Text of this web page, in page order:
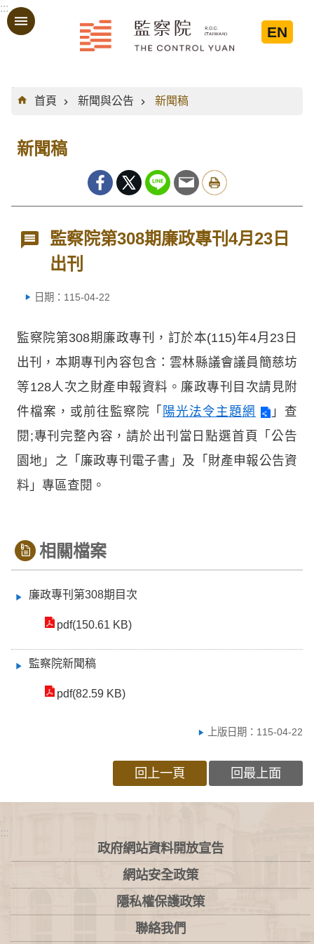
跳到主要內容區塊
:::
EN
:::
首頁
新聞與公告 新聞稿
新聞稿
監察院第308期廉政專刊4月23日
出刊
日期：115-04-22
監察院第308期廉政專刊，訂於本(115)年4月23日
出刊，本期專刊內容包含：雲林縣議會議員簡慈坊
等128人次之財產申報資料。廉政專刊目次請見附
件檔案，或前往監察院「 陽光法令主題網
」查
閱;專刊完整內容，請於出刊當日點選首頁「公告
園地」之「廉政專刊電子書」及「財產申報公告資
料」專區查閱。
相關檔案
廉政專刊第308期目次
pdf(150.61 KB)
監察院新聞稿
pdf(82.59 KB)
上版日期：115-04-22
回上一頁 回最上面
:::
政府網站資料開放宣告
網站安全政策
隱私權保護政策
聯絡我們